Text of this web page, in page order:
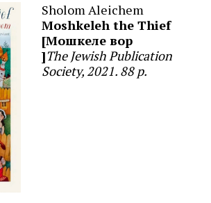
Sholom Aleichem
Moshkeleh the Thief
[Мошкеле вор
]The Jewish Publication
Society, 2021. 88 p.